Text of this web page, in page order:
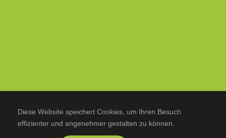
Diese Website speichert Cookies, um Ihren Besuch
effizienter und angenehmer gestalten zu können.